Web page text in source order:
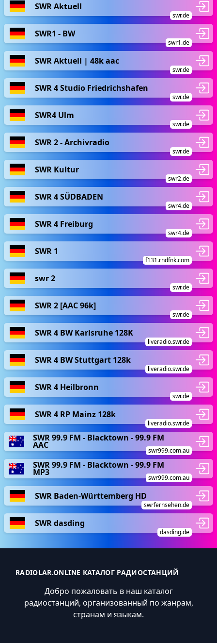
SWR Aktuell
swr.de
SWR1 - BW
swr1.de
SWR Aktuell | 48k aac
swr.de
SWR 4 Studio Friedrichshafen
swr.de
SWR4 Ulm
swr.de
SWR 2 - Archivradio
swr.de
SWR Kultur
swr2.de
SWR 4 SÜDBADEN
swr4.de
SWR 4 Freiburg
swr4.de
SWR 1
f131.rndfnk.com
swr 2
swr.de
SWR 2 [AAC 96k]
swr.de
SWR 4 BW Karlsruhe 128K
liveradio.swr.de
SWR 4 BW Stuttgart 128k
liveradio.swr.de
SWR 4 Heilbronn
swr.de
SWR 4 RP Mainz 128k
liveradio.swr.de
SWR 99.9 FM - Blacktown - 99.9 FM
AAC
swr999.com.au
SWR 99.9 FM - Blacktown - 99.9 FM
MP3
swr999.com.au
SWR Baden-Württemberg HD
swrfernsehen.de
SWR dasding
dasding.de
RADIOLAR.ONLINE КАТАЛОГ РАДИОСТАНЦИЙ
Добро пожаловать в наш каталог
радиостанций, организованный по жанрам,
странам и языкам.